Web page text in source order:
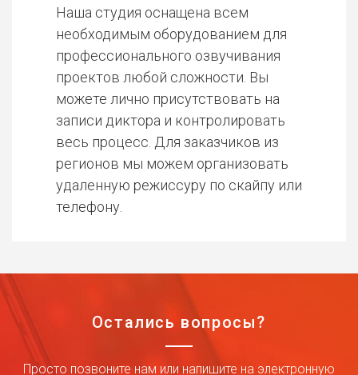
Наша студия оснащена всем
необходимым оборудованием для
профессионального озвучивания
проектов любой сложности. Вы
можете лично присутствовать на
записи диктора и контролировать
весь процесс. Для заказчиков из
регионов мы можем организовать
удаленную режиссуру по скайпу или
телефону.
Остались вопросы?
Просто позвоните нам или напишите на электронную